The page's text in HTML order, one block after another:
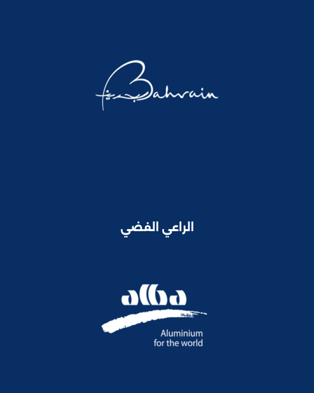
الراعي الفضي